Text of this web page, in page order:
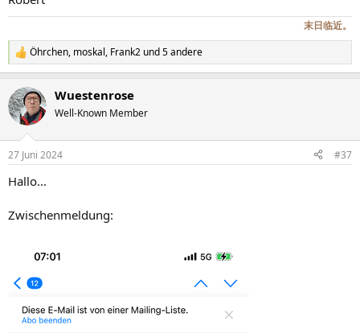
末日临近。
R
e
k
t
i
e
:
Öhrchen, moskal, Frank2 und 5 andere
Wuestenrose
Well-Known Member
27 Juni 2024 #37
Hallo…
Zwischenmeldung: